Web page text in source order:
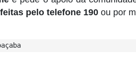
pelo telefone 190 ou por